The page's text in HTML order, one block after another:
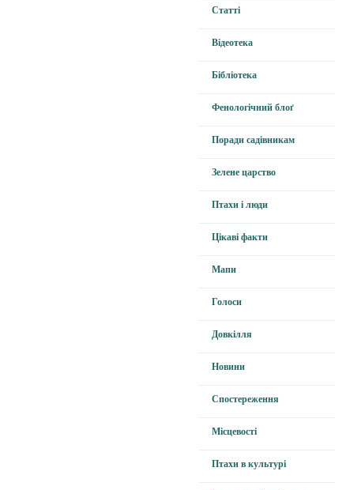
Статті
Відеотека
Бібліотека
Фенологічний блоґ
Поради садівникам
Зелене царство
Птахи і люди
Цікаві факти
Мапи
Голоси
Довкілля
Новини
Спостереження
Місцевості
Птахи в культурі